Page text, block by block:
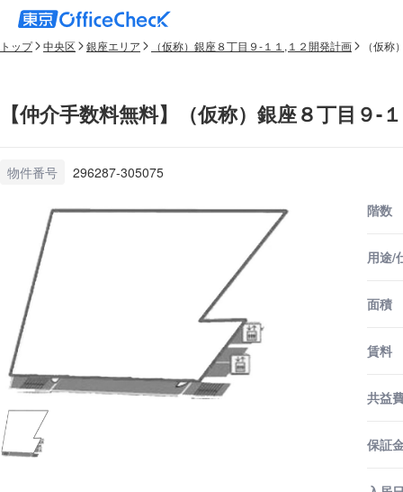
トップ 中央区 銀座エリア （仮称）銀座８丁目９-１１,１２開発計画 （仮
【仲介手数料無料】（仮称）銀座８丁目９-
物件番号 296287-305075
階数
用途/
面積
賃料
共益
保証